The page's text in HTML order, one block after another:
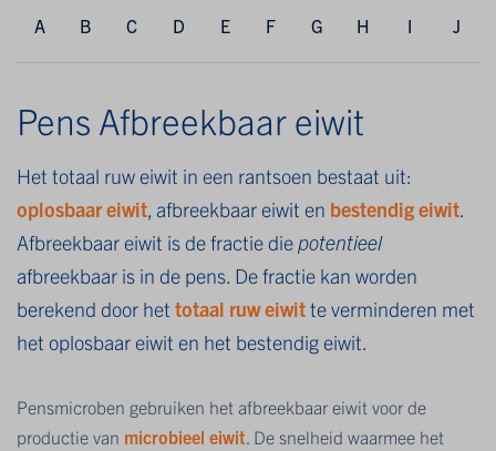
A B C D E F G H I J
Pens Afbreekbaar eiwit
Het totaal ruw eiwit in een rantsoen bestaat uit:
oplosbaar eiwit, afbreekbaar eiwit en bestendig eiwit.
Afbreekbaar eiwit is de fractie diepotentieel
afbreekbaar is in de pens. De fractie kan worden
berekend door het totaal ruw eiwitte verminderen met
het oplosbaar eiwit en het bestendig eiwit.
Pensmicroben gebruiken het afbreekbaar eiwit voor de
productie van microbieel eiwit . De snelheid waarmee het